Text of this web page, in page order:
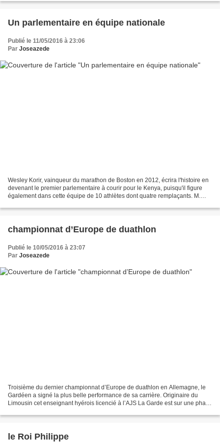
Un parlementaire en équipe nationale
Publié le 11/05/2016 à 23:06
Par Joseazede
Wesley Korir, vainqueur du marathon de Boston en 2012, écrira l'histoire en
devenant le premier parlementaire à courir pour le Kenya, puisqu'il figure
également dans cette équipe de 10 athlètes dont quatre remplaçants. M.
championnat d’Europe de duathlon
Publié le 10/05/2016 à 23:07
Par Joseazede
Troisième du dernier championnat d’Europe de duathlon en Allemagne, le
Gardéen a signé la plus belle performance de sa carrière. Originaire du
Limousin cet enseignant hyérois licencié à l’AJS La Garde est sur une phase
le Roi Philippe